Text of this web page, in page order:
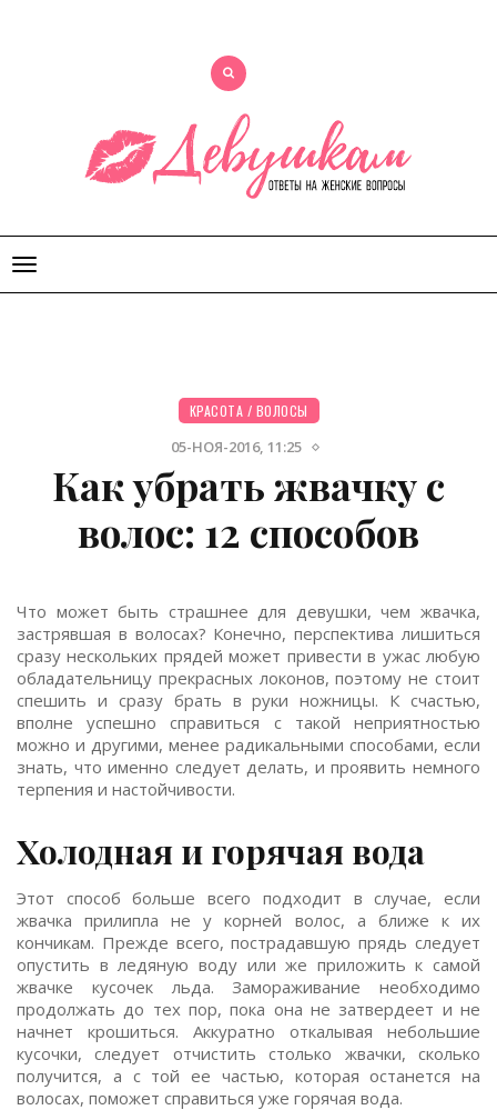
Открыть
меню
КРАСОТА / ВОЛОСЫ
05-НОЯ-2016, 11:25
Как убрать жвачку с
волос: 12 способов
Что может быть страшнее для девушки, чем жвачка,
застрявшая в волосах? Конечно, перспектива лишиться
сразу нескольких прядей может привести в ужас любую
обладательницу прекрасных локонов, поэтому не стоит
спешить и сразу брать в руки ножницы. К счастью,
вполне успешно справиться с такой неприятностью
можно и другими, менее радикальными способами, если
знать, что именно следует делать, и проявить немного
терпения и настойчивости.
Холодная и горячая вода
Этот способ больше всего подходит в случае, если
жвачка прилипла не у корней волос, а ближе к их
кончикам. Прежде всего, пострадавшую прядь следует
опустить в ледяную воду или же приложить к самой
жвачке кусочек льда. Замораживание необходимо
продолжать до тех пор, пока она не затвердеет и не
начнет крошиться. Аккуратно откалывая небольшие
кусочки, следует отчистить столько жвачки, сколько
получится, а с той ее частью, которая останется на
волосах, поможет справиться уже горячая вода.